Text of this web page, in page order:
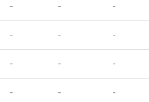
- - -
- - -
- - -
- - -